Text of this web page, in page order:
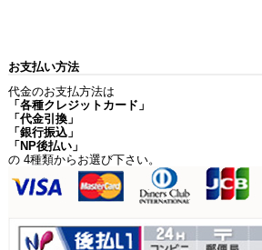
お支払い方法
代金のお支払方法は
「各種クレジットカード」
「代金引換」
「銀行振込」
「NP後払い」
の 4種類からお選び下さい。